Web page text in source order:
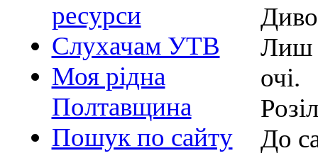
ресурси
Слухачам УТВ
Моя рідна
Полтавщина
Пошук по сайту
Лиш
очі.
До